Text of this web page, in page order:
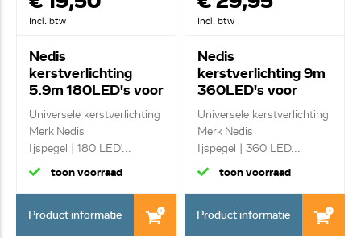
Incl. btw
Nedis
kerstverlichting
5.9m 180LED's voor
binnen/ buiten
CLLC180
Universele kerstverlichting
Merk Nedis
Ijspegel | 180 LED'...
toon voorraad
Product informatie
Incl. btw
Nedis
kerstverlichting 9m
360LED's voor
binnen/ buiten
CLLC360C
Universele kerstverlichting
Merk Nedis
Ijspegel | 360 LED...
toon voorraad
Product informatie